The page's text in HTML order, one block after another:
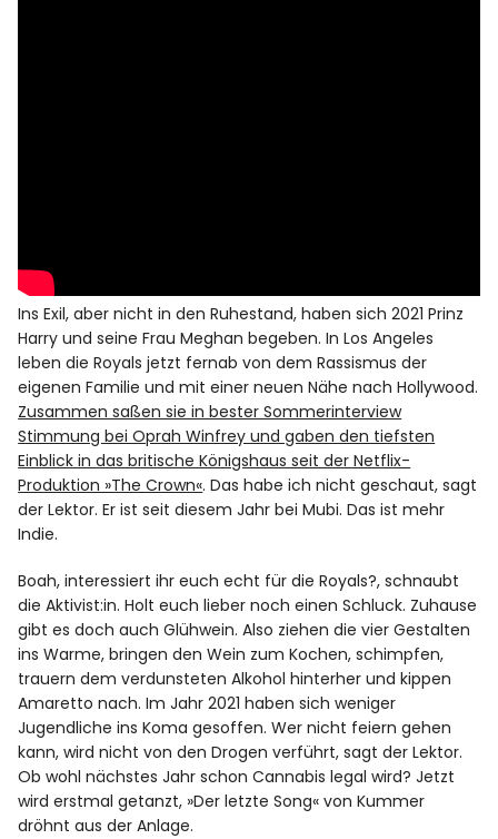
Ins Exil, aber nicht in den Ruhestand, haben sich 2021 Prinz
Harry und seine Frau Meghan begeben. In Los Angeles
leben die Royals jetzt fernab von dem Rassismus der
eigenen Familie und mit einer neuen Nähe nach Hollywood.
Zusammen saßen sie in bester Sommerinterview
Stimmung bei Oprah Winfrey und gaben den tiefsten
Einblick in das britische Königshaus seit der Netflix-
Produktion »The Crown«. Das habe ich nicht geschaut, sagt
der Lektor. Er ist seit diesem Jahr bei Mubi. Das ist mehr
Indie.
Boah, interessiert ihr euch echt für die Royals?, schnaubt
die Aktivist:in. Holt euch lieber noch einen Schluck. Zuhause
gibt es doch auch Glühwein. Also ziehen die vier Gestalten
ins Warme, bringen den Wein zum Kochen, schimpfen,
trauern dem verdunsteten Alkohol hinterher und kippen
Amaretto nach. Im Jahr 2021 haben sich weniger
Jugendliche ins Koma gesoffen. Wer nicht feiern gehen
kann, wird nicht von den Drogen verführt, sagt der Lektor.
Ob wohl nächstes Jahr schon Cannabis legal wird? Jetzt
wird erstmal getanzt, »Der letzte Song« von Kummer
dröhnt aus der Anlage.